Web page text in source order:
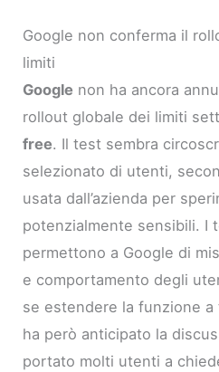
Google non conferma il
limiti
Google non ha ancora
rollout globale dei limiti
free. Il test sembra
selezionato di utenti,
usata dall’azienda per
potenzialmente sensibili. I
permettono a Google di
e comportamento degli
se estendere la funzione
ha però anticipato la
portato molti utenti a